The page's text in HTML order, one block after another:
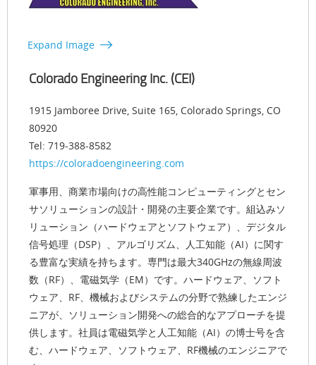
Expand Image
Colorado Engineering Inc. (CEI)
1915 Jamboree Drive, Suite 165, Colorado Springs, CO
80920
Tel: 719-388-8582
https://coloradoengineering.com
軍事用、商業市場向けの高性能コンピューティングとセン
サソリューションの設計・開発の主要企業です。組込みソ
リューション（ハードウェアとソフトウェア）、デジタル
信号処理（DSP）、アルゴリズム、人工知能（AI）に関す
る豊富な実績を持ちます。専門は最大340GHzの無線周波
数（RF）、電磁気学（EM）です。ハードウェア、ソフト
ウェア、RF、機械およびシステムの分野で熟練したエンジ
ニアが、ソリューション開発への総合的なアプローチを提
供します。社員は電磁気学と人工知能（AI）の博士号を含
む、ハードウェア、ソフトウェア、RF機械のエンジニアで